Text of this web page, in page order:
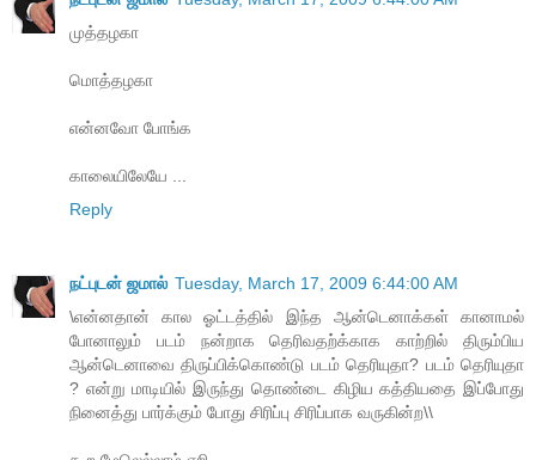
முத்தழகா
மொத்தழகா
என்னவோ போங்க
காலையிலேயே ...
Reply
நட்புடன் ஜமால் Tuesday, March 17, 2009 6:44:00 AM
\என்னதான் கால ஓட்டத்தில் இந்த ஆன்டெனாக்கள் கானாமல்
போனாலும் படம் நன்றாக தெரிவதற்க்காக காற்றில் திரும்பிய
ஆன்டெனாவை திருப்பிக்கொண்டு படம் தெரியுதா? படம் தெரியுதா
? என்று மாடியில் இருந்து தொண்டை கிழிய கத்தியதை இப்போது
நினைத்து பார்க்கும் போது சிரிப்பு சிரிப்பாக வருகின்ற\\